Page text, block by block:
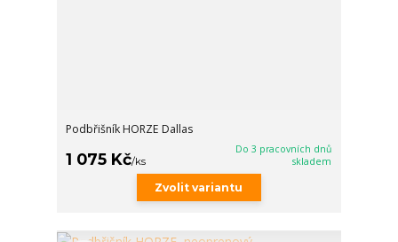
Podbřišník HORZE Dallas
1 075 Kč/ks
Do 3 pracovních dnů
skladem
Zvolit variantu